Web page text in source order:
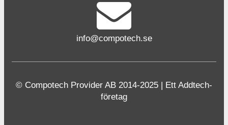
info@compotech.se
© Compotech Provider AB 2014-2025 | Ett Addtech-
företag